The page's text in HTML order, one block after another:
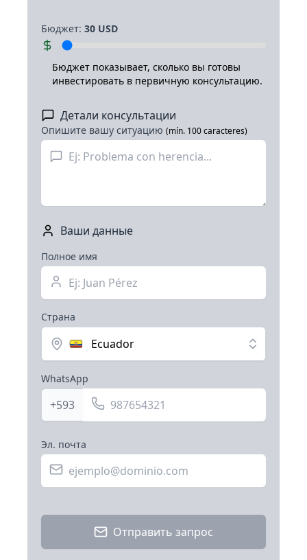
Бюджет: 30 USD
Бюджет показывает, сколько вы готовы
инвестировать в первичную консультацию.
Детали консультации
Опишите вашу ситуацию (mín. 100 caracteres)
Ваши данные
Полное имя
Страна
Ecuador
WhatsApp
+593
Эл. почта
Отправить запрос